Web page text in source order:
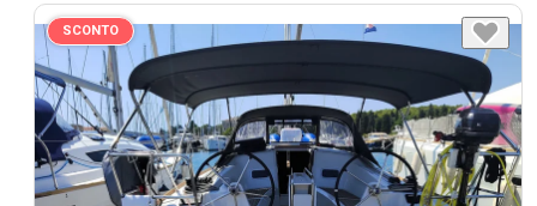
SCONTO